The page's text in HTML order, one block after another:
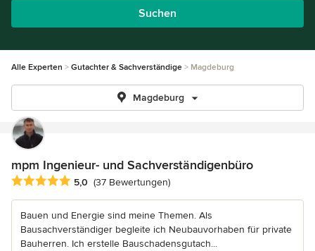
Suchen
Alle Experten Gutachter & Sachverständige Magdeburg
Magdeburg
mpm Ingenieur- und Sachverständigenbüro
Durchschnittliche Bewertung: 5 von 5 Sternen
5,0 (37 Bewertungen)
Bauen und Energie sind meine Themen. Als
Bausachverständiger begleite ich Neubauvorhaben für private
Bauherren. Ich erstelle Bauschadensgutach...